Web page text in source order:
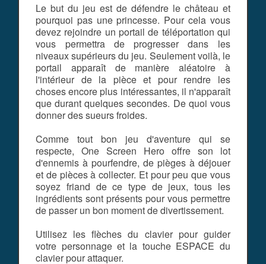
Le but du jeu est de défendre le château et
pourquoi pas une princesse. Pour cela vous
devez rejoindre un portail de téléportation qui
vous permettra de progresser dans les
niveaux supérieurs du jeu. Seulement voilà, le
portail apparaît de manière aléatoire à
l'intérieur de la pièce et pour rendre les
choses encore plus intéressantes, il n'apparaît
que durant quelques secondes. De quoi vous
donner des sueurs froides.
Comme tout bon jeu d'aventure qui se
respecte, One Screen Hero offre son lot
d'ennemis à pourfendre, de pièges à déjouer
et de pièces à collecter. Et pour peu que vous
soyez friand de ce type de jeux, tous les
ingrédients sont présents pour vous permettre
de passer un bon moment de divertissement.
Utilisez les flèches du clavier pour guider
votre personnage et la touche ESPACE du
clavier pour attaquer.